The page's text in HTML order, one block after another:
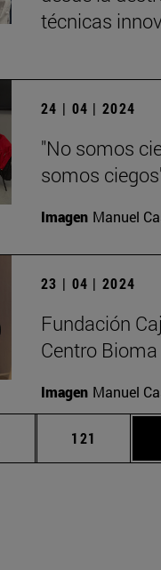
técnicas
24 | 04 | 2024
"No somos
somos
Imagen Manuel
23 | 04 | 2024
Fundación
Centro
Imagen Manuel
Páginas intermedias
Página
121